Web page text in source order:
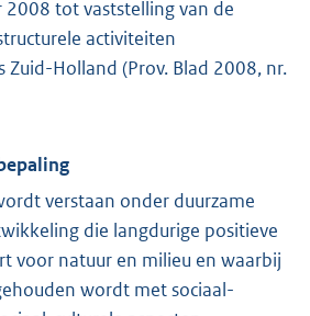
tot vaststelling van de
activiteiten
Zuid-Holland (Prov. Blad 2008, nr.
verstaan onder duurzame
die langdurige positieve
voor natuur en milieu en waarbij
wordt met sociaal-